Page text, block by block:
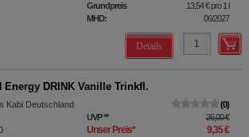
Grundpreis
13,54 €pro 1 l
MHD:
06/2027
Details
Energy DRINK Vanille Trinkfl.
Kabi Deutschland
0
UVP** 26,00 €
Unser Preis* 9,35 €